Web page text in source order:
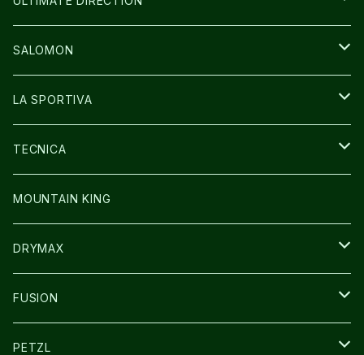
GLOVE
CAP/HAT
BAG
GLOVE
SOCKS
その他GOODS
SALOMON
SHOES
BAG
WEAR
GLOVE
LA SPORTIVA
SHOES
WEAR
CAP/HAT
TECNICA
SHOES
MOUNTAIN KING
DRYMAX
SOCKS
FUSION
その他GOODS
PETZL